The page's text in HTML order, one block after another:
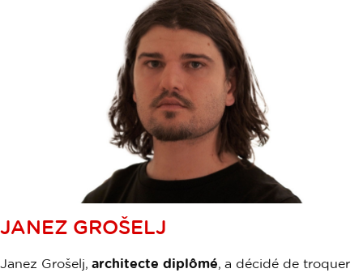
JANEZ GROŠELJ
Janez Grošelj, architecte diplômé, a décidé de troquer